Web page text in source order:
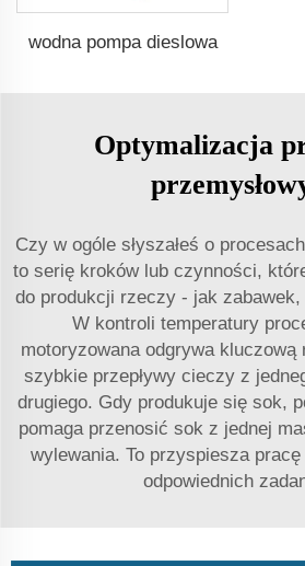
wodna pompa dieslowa
Optymalizacja
Czy w ogóle słyszałeś o
to serię kroków lub czynności,
do produkcji rzeczy - jak
W kontroli temperatury
motoryzowana odgrywa kluczową
szybkie przepływy cieczy z
drugiego. Gdy produkuje się sok,
pomaga przenosić sok z jednej
wylewania. To przyspiesza
odpowiednich